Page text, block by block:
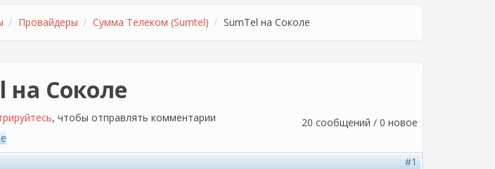
Провайдеры Сумма Телеком (Sumtel) SumTel на Соколе
на Соколе
20 сообщений / 0 новое
, чтобы отправлять комментарии
#1